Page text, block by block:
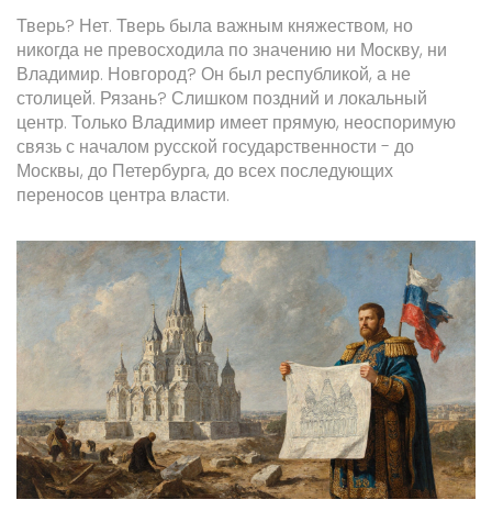
Тверь? Нет. Тверь была важным княжеством, но
никогда не превосходила по значению ни Москву, ни
Владимир. Новгород? Он был республикой, а не
столицей. Рязань? Слишком поздний и локальный
центр. Только Владимир имеет прямую, неоспоримую
связь с началом русской государственности - до
Москвы, до Петербурга, до всех последующих
переносов центра власти.